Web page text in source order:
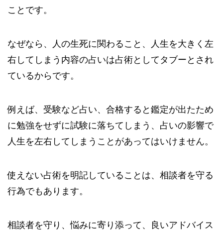
ことです。
なぜなら、人の生死に関わること、人生を大きく左
右してしまう内容の占いは占術としてタブーとされ
ているからです。
例えば、受験など占い、合格すると鑑定が出たため
に勉強をせずに試験に落ちてしまう、占いの影響で
人生を左右してしまうことがあってはいけません。
使えない占術を明記していることは、相談者を守る
行為でもあります。
相談者を守り、悩みに寄り添って、良いアドバイス